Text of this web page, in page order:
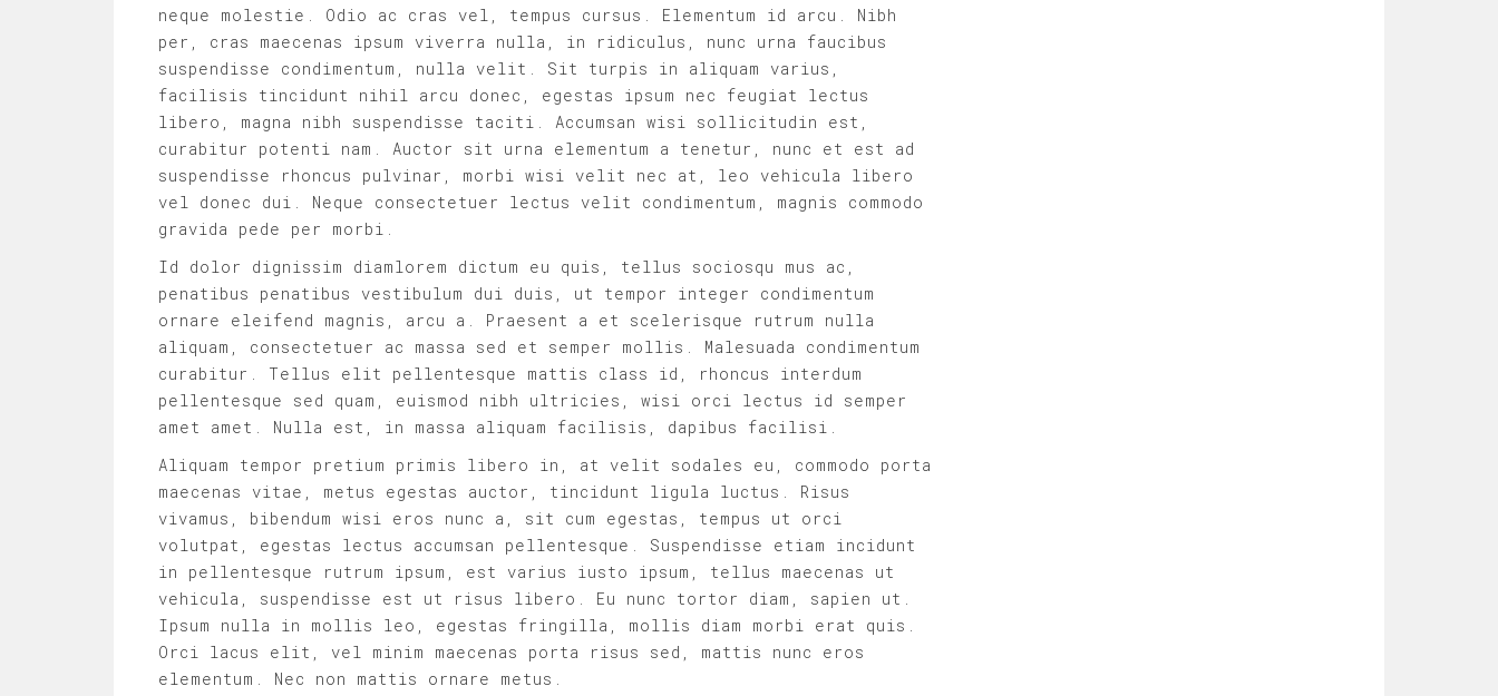
neque molestie. Odio ac cras vel, tempus cursus. Elementum id arcu. Nibh
per, cras maecenas ipsum viverra nulla, in ridiculus, nunc urna faucibus
suspendisse condimentum, nulla velit. Sit turpis in aliquam varius,
facilisis tincidunt nihil arcu donec, egestas ipsum nec feugiat lectus
libero, magna nibh suspendisse taciti. Accumsan wisi sollicitudin est,
curabitur potenti nam. Auctor sit urna elementum a tenetur, nunc et est ad
suspendisse rhoncus pulvinar, morbi wisi velit nec at, leo vehicula libero
vel donec dui. Neque consectetuer lectus velit condimentum, magnis commodo
gravida pede per morbi.
Id dolor dignissim diamlorem dictum eu quis, tellus sociosqu mus ac,
penatibus penatibus vestibulum dui duis, ut tempor integer condimentum
ornare eleifend magnis, arcu a. Praesent a et scelerisque rutrum nulla
aliquam, consectetuer ac massa sed et semper mollis. Malesuada condimentum
curabitur. Tellus elit pellentesque mattis class id, rhoncus interdum
pellentesque sed quam, euismod nibh ultricies, wisi orci lectus id semper
amet amet. Nulla est, in massa aliquam facilisis, dapibus facilisi.
Aliquam tempor pretium primis libero in, at velit sodales eu, commodo porta
maecenas vitae, metus egestas auctor, tincidunt ligula luctus. Risus
vivamus, bibendum wisi eros nunc a, sit cum egestas, tempus ut orci
volutpat, egestas lectus accumsan pellentesque. Suspendisse etiam incidunt
in pellentesque rutrum ipsum, est varius iusto ipsum, tellus maecenas ut
vehicula, suspendisse est ut risus libero. Eu nunc tortor diam, sapien ut.
Ipsum nulla in mollis leo, egestas fringilla, mollis diam morbi erat quis.
Orci lacus elit, vel minim maecenas porta risus sed, mattis nunc eros
elementum. Nec non mattis ornare metus.